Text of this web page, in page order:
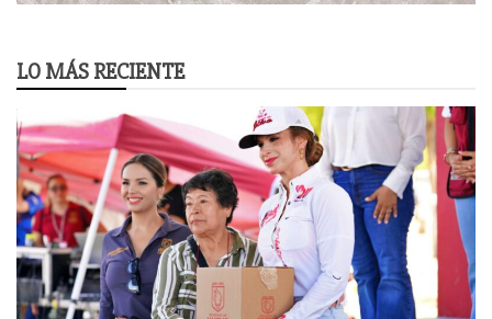
LO MÁS RECIENTE